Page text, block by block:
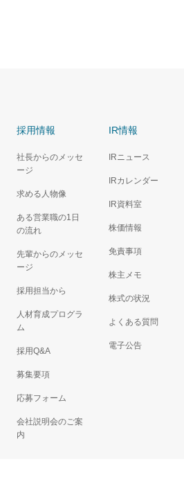
採用情報
社長からのメッセ
ージ
求める人物像
ある営業職の1日
の流れ
先輩からのメッセ
ージ
採用担当から
人材育成プログラ
ム
採用Q&A
募集要項
応募フォーム
会社説明会のご案
内
IR情報
IRニュース
IRカレンダー
IR資料室
株価情報
免責事項
株主メモ
株式の状況
よくある質問
電子公告